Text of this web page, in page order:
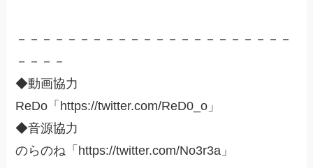
－－－－－－－－－－－－－－－－－－－－－－
－－－－
◆動画協力
ReDo「https://twitter.com/ReD0_o」
◆音源協力
のらのね「https://twitter.com/No3r3a」